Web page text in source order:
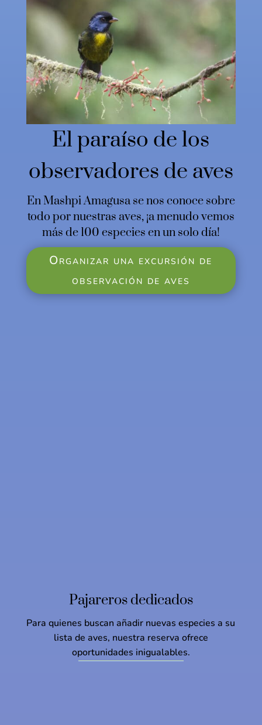
El paraíso de los
observadores de aves
En Mashpi Amagusa se nos conoce sobre
todo por nuestras aves, ¡a menudo vemos
más de 100 especies en un solo día!
Organizar una excursión de
observación de aves
Pajareros dedicados
Para quienes buscan añadir nuevas especies a su
lista de aves, nuestra reserva ofrece
oportunidades inigualables.